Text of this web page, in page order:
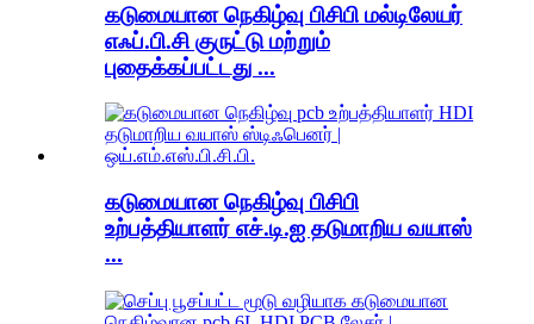
கடுமையான நெகிழ்வு பிசிபி மல்டிலேயர்
எஃப்.பி.சி குருட்டு மற்றும்
புதைக்கப்பட்டது ...
கடுமையான நெகிழ்வு பிசிபி
உற்பத்தியாளர் எச்.டி.ஐ தடுமாறிய வயாஸ்
...